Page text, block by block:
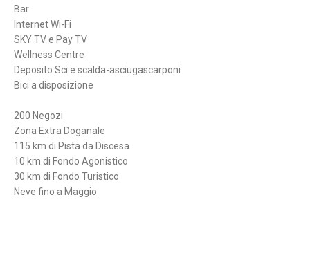
Bar
Internet Wi-Fi
SKY TV e Pay TV
Wellness Centre
Deposito Sci e scalda-asciugascarponi
Bici a disposizione
200 Negozi
Zona Extra Doganale
115 km di Pista da Discesa
10 km di Fondo Agonistico
30 km di Fondo Turistico
Neve fino a Maggio